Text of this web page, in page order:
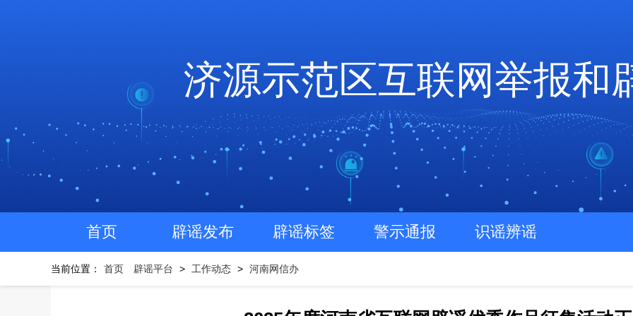
济源示范区互联网举报和
首页 辟谣发布 辟谣标签 警示通报 识谣辨谣
当前位置： 首页 辟谣平台 > 工作动态 > 河南网信办